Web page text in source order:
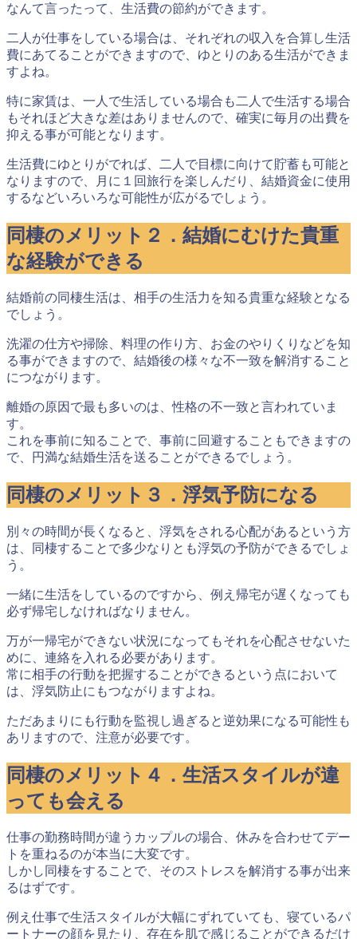
なんて言ったって、 生活費の節約ができます。
二人が仕事をしている場合は、それぞれの収入を合算し生活
費にあてることができますので、ゆとりのある生活ができま
すよね。
特に家賃は、一人で生活している場合も二人で生活する場合
もそれほど大きな差はありませんので、 確実に毎月の出費を
抑える事が可能となります。
生活費にゆとりがでれば、二人で目標に向けて貯蓄も可能と
なりますので、月に１回旅行を楽しんだり、結婚資金に使用
するなどいろいろな可能性が広がるでしょう。
同棲のメリット２．結婚にむけた貴重
な経験ができる
結婚前の同棲生活は、相手の生活力を知る貴重な経験となる
でしょう。
洗濯の仕方や掃除、料理の作り方、お金のやりくりなどを知
る事ができますので、結婚後の様々な不一致を解消すること
につながります。
離婚の原因で最も多いのは、性格の不一致と言われていま
す。
これを事前に知ることで、事前に回避することもできますの
で、円満な結婚生活を送ることができるでしょう。
同棲のメリット３．浮気予防になる
別々の時間が長くなると、浮気をされる心配があるという方
は、
同棲することで多少なりとも浮気の予防ができるでしょ
う。
一緒に生活をしているのですから、例え帰宅が遅くなっても
必ず帰宅しなければなりません。
万が一帰宅ができない状況になってもそれを心配させないた
めに、連絡を入れる必要があります。
常に相手の行動を把握することができるという点において
は、浮気防止にもつながりますよね。
ただあまりにも行動を監視し過ぎると逆効果になる可能性も
あリますので、注意が必要です。
同棲のメリット４．生活スタイルが違
っても会える
仕事の勤務時間が違うカップルの場合、休みを合わせてデー
トを重ねるのが本当に大変です。
しかし 同棲をすることで、そのストレスを解消する事が出来
るはずです。
例え仕事で生活スタイルが大幅にずれていても、寝ているパ
ートナーの顔を見たり、存在を肌で感じることができるだけ